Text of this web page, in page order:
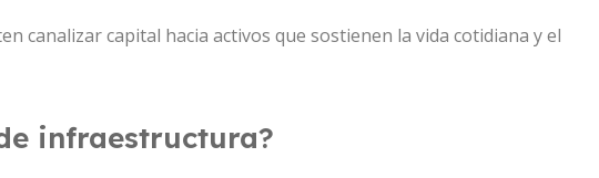
canalizar capital hacia activos que sostienen la vida cotidiana y el
infraestructura?